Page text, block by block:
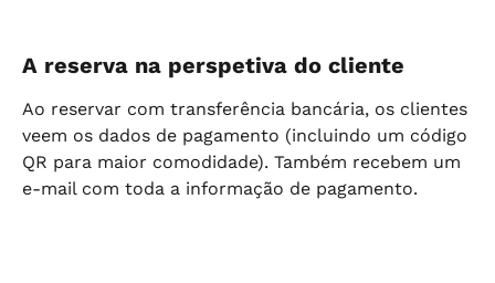
A reserva na perspetiva do cliente
Ao reservar com transferência bancária, os clientes
veem os dados de pagamento (incluindo um código
QR para maior comodidade). Também recebem um
e-mail com toda a informação de pagamento.